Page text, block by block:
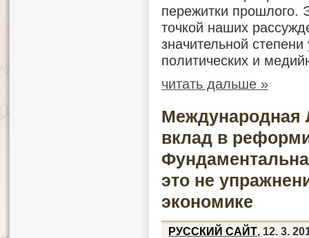
пережитки прошлого.
точкой наших
значительной
политических и
читать дальше »
Международная
вклад в
это не
экономике
РУССКИЙ САЙТ, 12. 3.